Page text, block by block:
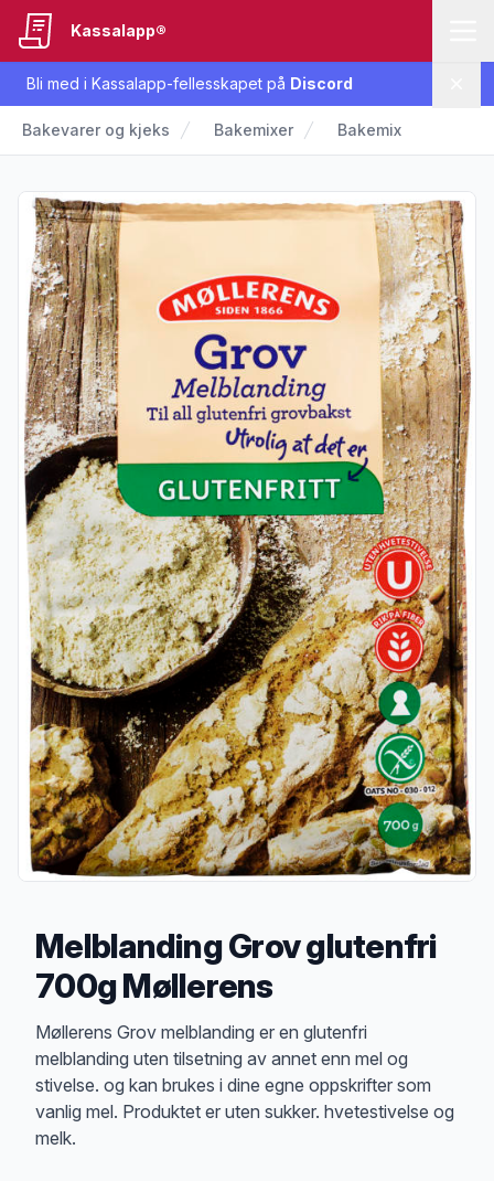
Bli med i Kassalapp-fellesskapet på Discord
Kassalapp®
Bakevarer og kjeks Bakemixer Bakemix
Melblanding Grov glutenfri
700g Møllerens
Produktbeskrivelse
Møllerens Grov melblanding er en glutenfri
melblanding uten tilsetning av annet enn mel og
stivelse. og kan brukes i dine egne oppskrifter som
vanlig mel. Produktet er uten sukker. hvetestivelse og
melk.